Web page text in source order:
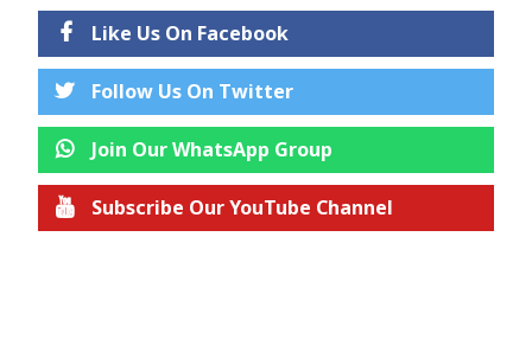
Like Us On Facebook
Follow Us On Twitter
Join Our WhatsApp Group
Subscribe Our YouTube Channel